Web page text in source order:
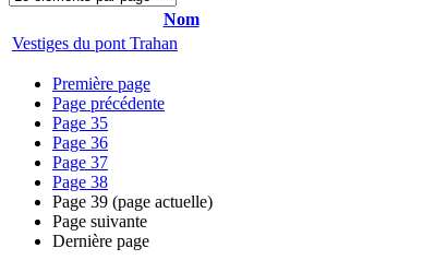
Nom
Vestiges du pont Trahan
Première page
Page précédente
Page 35
Page 36
Page 37
Page 38
Page 39 (page actuelle)
Page suivante
Dernière page